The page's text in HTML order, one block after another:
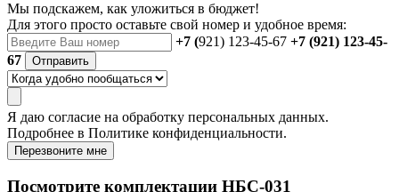
Мы подскажем, как уложиться в бюджет!
Для этого просто оставьте свой номер и удобное время:
+7 (921) 123-45-67 +7 (921) 123-45-
67
Отправить
Я даю согласие на обработку персональных данных.
Подробнее в Политике конфиденциальности.
Перезвоните мне
Посмотрите комплектации НБС-031